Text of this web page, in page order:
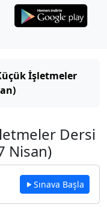
İşletmeler
Dersi
Nisan)
Sınava Başla